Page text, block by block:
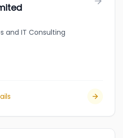
and IT Consulting